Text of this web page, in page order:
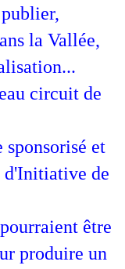
la Vallée,
circuit de
et
d'Initiative de
être
produire un